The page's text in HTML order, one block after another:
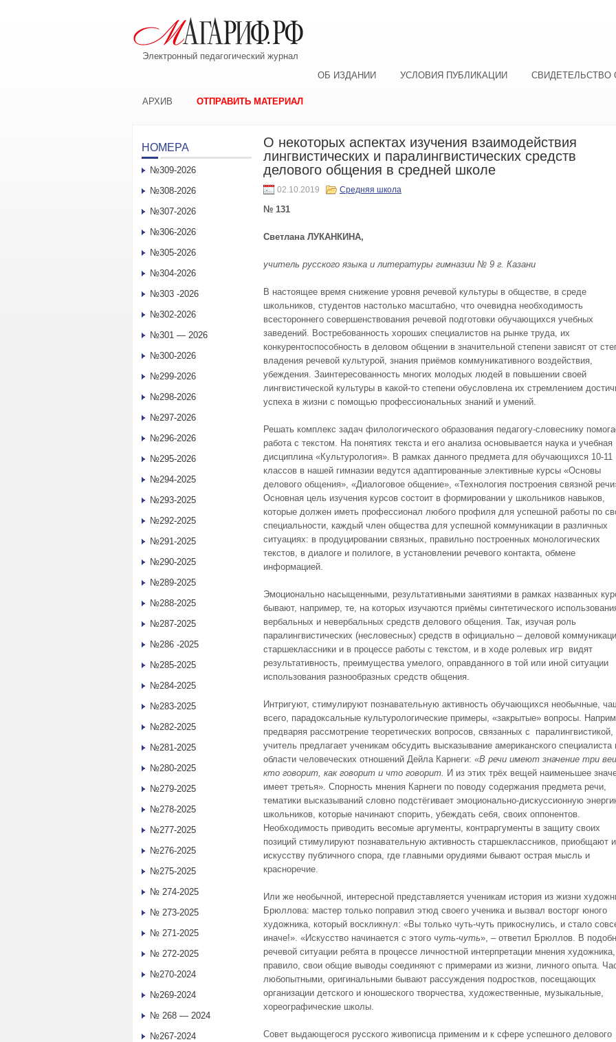
Электронный педагогический журнал
ОБ ИЗДАНИИ
УСЛОВИЯ ПУБЛИКАЦИИ СВИДЕТЕЛЬСТВО
АРХИВ ОТПРАВИТЬ МАТЕРИАЛ
О некоторых аспектах изучения взаимодействия
лингвистических и паралингвистических средств
делового общения в средней школе
02.10.2019 Средняя школа
№ 131
Светлана ЛУКАНКИНА,
учитель русского языка и литературы гимназии № 9 г. Казани
В настоящее время снижение уровня речевой культуры в обществе, в среде
школьников, студентов настолько масштабно, что очевидна необходимость
всестороннего совершенствования речевой подготовки обучающихся учебных
заведений. Востребованность хороших специалистов на рынке труда, их
конкурентоспособность в деловом общении в значительной степени зависят от
владения речевой культурой, знания приёмов коммуникативного воздействия,
убеждения. Заинтересованность многих молодых людей в повышении своей
лингвистической культуры в какой-то степени обусловлена их стремлением
успеха в жизни с помощью профессиональных знаний и умений.
Решать комплекс задач филологического образования педагогу-словеснику
работа с текстом. На понятиях текста и его анализа основывается наука и учебная
дисциплина «Культурология». В рамках данного предмета для обучающихся 10-11
классов в нашей гимназии ведутся адаптированные элективные курсы «Основы
делового общения», «Диалоговое общение», «Технология построения связной
Основная цель изучения курсов состоит в формировании у школьников навыков,
которые должен иметь профессионал любого профиля для успешной работы по
специальности, каждый член общества для успешной коммуникации в различных
ситуациях: в продуцировании связных, правильно построенных монологических
текстов, в диалоге и полилоге, в установлении речевого контакта, обмене
информацией.
Эмоционально насыщенными, результативными занятиями в рамках названных
бывают, например, те, на которых изучаются приёмы синтетического
вербальных и невербальных средств делового общения. Так, изучая роль
паралингвистических (несловесных) средств в официально – деловой
старшеклассники и в процессе работы с текстом, и в ходе ролевых игр видят
результативность, преимущества умелого, оправданного в той или иной ситуации
использования разнообразных средств общения.
Интригуют, стимулируют познавательную активность обучающихся необычные,
всего, парадоксальные культурологические примеры, «закрытые» вопросы.
предваряя рассмотрение теоретических вопросов, связанных с паралингвистикой,
учитель предлагает ученикам обсудить высказывание американского специалиста
области человеческих отношений Дейла Карнеги: «В речи имеют значение три
кто говорит, как говорит и что говорит. И из этих трёх вещей наименьшее
имеет третья». Спорность мнения Карнеги по поводу содержания предмета речи,
тематики высказываний словно подстёгивает эмоционально-дискуссионную
школьников, которые начинают спорить, убеждать себя, своих оппонентов.
Необходимость приводить весомые аргументы, контраргументы в защиту своих
позиций стимулируют познавательную активность старшеклассников, приобщают
искусству публичного спора, где главными орудиями бывают острая мысль и
красноречие.
Или же необычной, интересной представляется ученикам история из жизни
Брюллова: мастер только поправил этюд своего ученика и вызвал восторг юного
художника, который воскликнул: «Вы только чуть-чуть прикоснулись, и стало
иначе!». «Искусство начинается с этого чуть-чуть», – ответил Брюллов. В
речевой ситуации ребята в процессе личностной интерпретации мнения художника,
правило, свои общие выводы соединяют с примерами из жизни, личного опыта.
любопытными, оригинальными бывают рассуждения подростков, посещающих
организации детского и юношеского творчества, художественные, музыкальные,
хореографические школы.
Совет выдающегося русского живописца применим и к сфере успешного делового
НОМЕРА
№309-2026
№308-2026
№307-2026
№306-2026
№305-2026
№304-2026
№303 -2026
№302-2026
№301 — 2026
№300-2026
№299-2026
№298-2026
№297-2026
№296-2026
№295-2026
№294-2025
№293-2025
№292-2025
№291-2025
№290-2025
№289-2025
№288-2025
№287-2025
№286 -2025
№285-2025
№284-2025
№283-2025
№282-2025
№281-2025
№280-2025
№279-2025
№278-2025
№277-2025
№276-2025
№275-2025
№ 274-2025
№ 273-2025
№ 271-2025
№ 272-2025
№270-2024
№269-2024
№ 268 — 2024
№267-2024